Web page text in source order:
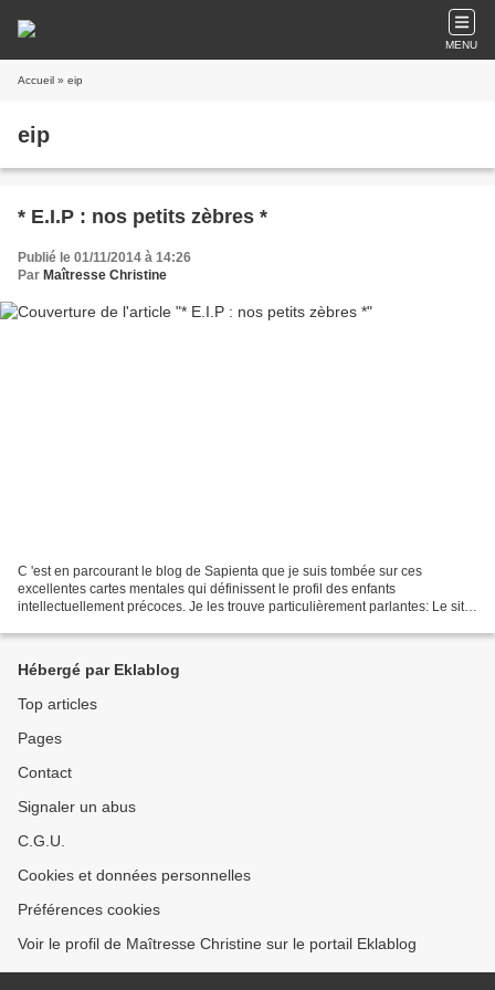
MENU
Accueil » eip
eip
* E.I.P : nos petits zèbres *
Publié le 01/11/2014 à 14:26
Par Maîtresse Christine
C 'est en parcourant le blog de Sapienta que je suis tombée sur ces
excellentes cartes mentales qui définissent le profil des enfants
intellectuellement précoces. Je les trouve particulièrement parlantes: Le site
Hébergé par Eklablog
Top articles
Pages
Contact
Signaler un abus
C.G.U.
Cookies et données personnelles
Préférences cookies
Voir le profil de Maîtresse Christine sur le portail Eklablog